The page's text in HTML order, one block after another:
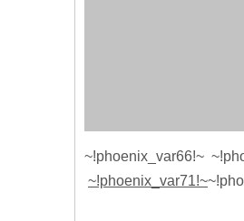
~!phoenix_var66!~
~!phoenix_var71!~